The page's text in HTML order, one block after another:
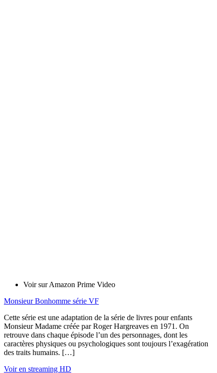
Voir sur Amazon Prime Video
Monsieur Bonhomme série VF
Cette série est une adaptation de la série de livres pour enfants
Monsieur Madame créée par Roger Hargreaves en 1971. On
retrouve dans chaque épisode l’un des personnages, dont les
caractères physiques ou psychologiques sont toujours l’exagération
des traits humains. […]
Voir en streaming HD